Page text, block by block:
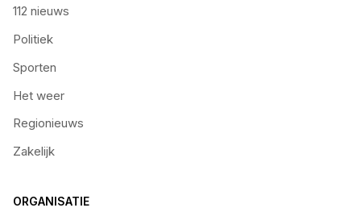
112 nieuws
Politiek
Sporten
Het weer
Regionieuws
Zakelijk
ORGANISATIE